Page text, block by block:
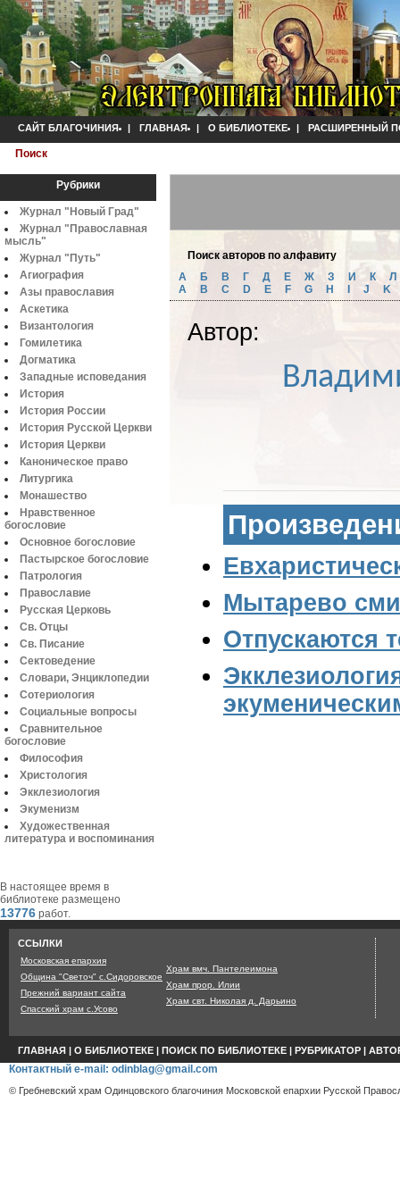
САЙТ БЛАГОЧИНИЯ | ГЛАВНАЯ | О БИБЛИОТЕКЕ | РАСШИРЕННЫЙ
Поиск
Рубрики
Журнал "Новый Град"
Журнал "Православная
мысль"
Журнал "Путь"
Агиография
Азы православия
Аскетика
Византология
Гомилетика
Догматика
Западные исповедания
История
История России
История Русской Церкви
История Церкви
Каноническое право
Литургика
Монашество
Нравственное
богословие
Основное богословие
Пастырское богословие
Патрология
Православие
Русская Церковь
Св. Отцы
Св. Писание
Сектоведение
Словари, Энциклопедии
Сотериология
Социальные вопросы
Сравнительное
богословие
Философия
Христология
Экклезиология
Экуменизм
Художественная
литература и воспоминания
В настоящее время в
библиотеке размещено
13776 работ.
Поиск авторов по алфавиту
А
Б B Г Д Е Ж З И К
A
B C D E F G H J K
Автор:
Мытарево
Отпускаются
ССЫЛКИ
Московская епархия
Община "Светоч" с.Сидоровское
Прежний вариант сайта
Спасский храм с.Усово
Храм вмч. Пантелеимона
Храм прор. Илии
Храм свт. Николая д. Дарьино
ГЛАВНАЯ | О БИБЛИОТЕКЕ | ПОИСК ПО БИБЛИОТЕКЕ | РУБРИКАТОР |
Контактный e-mail: odinblag@gmail.com
© Гребневский храм Одинцовского благочиния Московской епархии Русской